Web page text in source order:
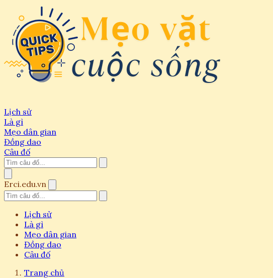
Lịch sử
Là gì
Mẹo dân gian
Đồng dao
Câu đố
Erci.edu.vn
Lịch sử
Là gì
Mẹo dân gian
Đồng dao
Câu đố
Trang chủ